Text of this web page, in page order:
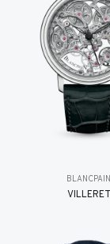
BLANCPAIN
VILLERET